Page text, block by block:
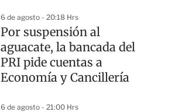
6 de agosto - 20:18 Hrs
Por suspensión al
aguacate, la bancada del
PRI pide cuentas a
Economía y Cancillería
6 de agosto - 21:00 Hrs